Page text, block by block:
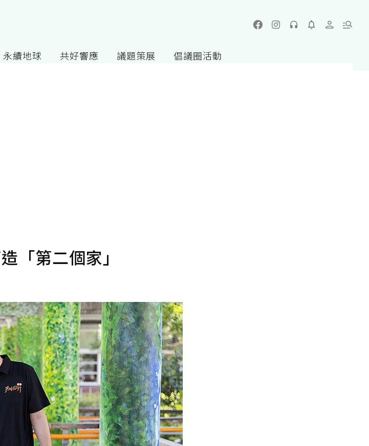
永續地球 共好響應 議題策展 倡議圈活動
「第二個家」